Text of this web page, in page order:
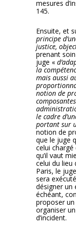
mesures
145.
Ensuite, et
principe
justice,
prenant
juge «
la
mais aussi
notion de
le cadre
portant sur
notion de
que le juge
celui
qu’il vaut
celui du lieu
Paris, le
sera
désigner un
échéant,
proposer
organiser
d’incident.